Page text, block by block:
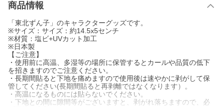
商品情報
「東北ずん子」のキャラクターグッズです。
※サイズ：サイズ：約14.5x5センチ
※材質：塩ビ+UVカット加工
※日本製
【ご注意】
・使用前に高温、多湿等の場所に保管するとカールや品質の低下
を招きますのでご注意ください。
・長期間貼ると下地を痛めますので使用後は速やかに剥がして保
管してください(長期間貼ると再剥離ではなくなります）。
・高温になるものには貼らないでください。
・下地との間に隙間等がございますと、剥がれ落ちますので、必